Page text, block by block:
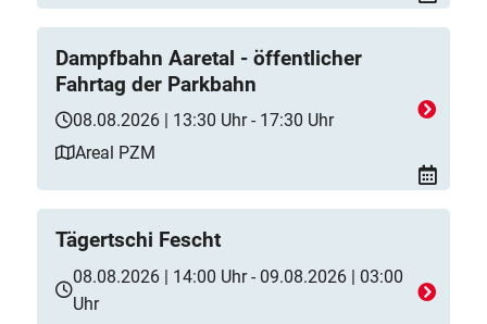
Dampfbahn Aaretal - öffentlicher
Fahrtag der Parkbahn
08.08.2026 | 13:30 Uhr - 17:30 Uhr
Areal PZM
Tägertschi Fescht
08.08.2026 | 14:00 Uhr - 09.08.2026 | 03:00
Uhr